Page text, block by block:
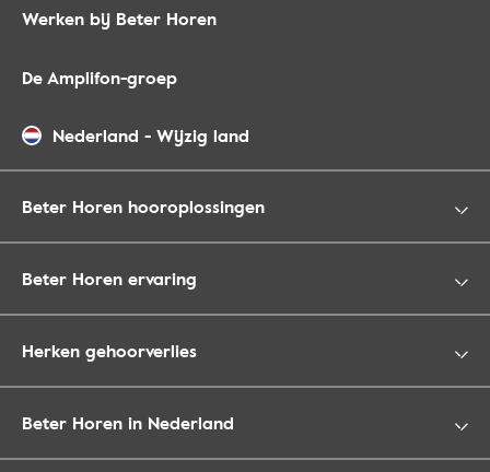
Werken bij Beter Horen
De Amplifon-groep
Nederland - Wijzig land
Beter Horen hooroplossingen
Beter Horen ervaring
Herken gehoorverlies
Beter Horen in Nederland